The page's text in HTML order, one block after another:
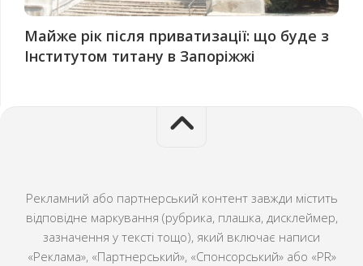
Майже рік після приватизації: що буде з
Інститутом титану в Запоріжжі
Рекламний або партнерський контент завжди містить
відповідне маркування (рубрика, плашка, дисклеймер,
зазначення у тексті тощо), який включає написи
«Реклама», «Партнерський», «Спонсорський» або «PR»